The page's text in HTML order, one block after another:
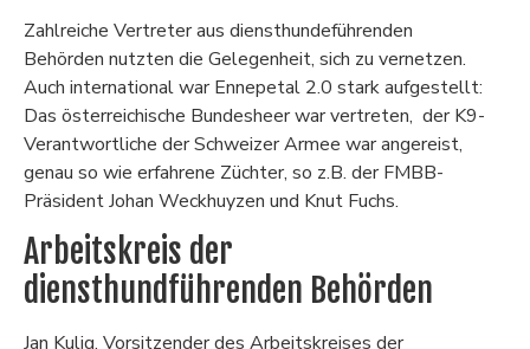
Zahlreiche Vertreter aus diensthundeführenden
Behörden nutzten die Gelegenheit, sich zu vernetzen.
Auch international war Ennepetal 2.0 stark aufgestellt:
Das österreichische Bundesheer war vertreten, der K9-
Verantwortliche der Schweizer Armee war angereist,
genau so wie erfahrene Züchter, so z.B. der FMBB-
Präsident Johan Weckhuyzen und Knut Fuchs.
Arbeitskreis der
diensthundführenden Behörden
Jan Kulig, Vorsitzender des Arbeitskreises der